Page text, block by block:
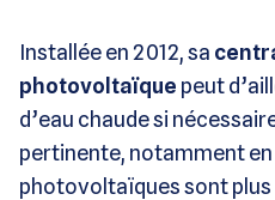
Installée en 2012, sa
photovoltaïque peut
d’eau chaude si
pertinente, notamment
photovoltaïques sont plus